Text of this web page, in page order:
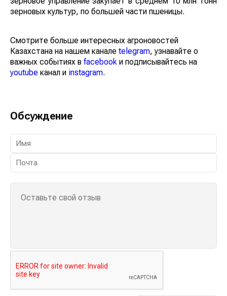
среднем 10 млн тонн зерновых культур, по большей
Смотрите больше интересных агроновостей
Казахстана на нашем каналеtelegram, узнавайте о
важных событиях вfacebook